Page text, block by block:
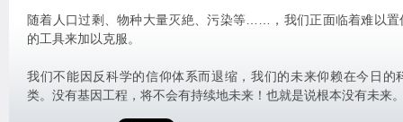
随着人口过剩、物种大量灭絶、污染等……，我们正面临着难以置
的工具来加以克服。
我们不能因反科学的信仰体系而退缩，我们的未来仰赖在今日的
类。没有基因工程，将不会有持续地未来！也就是说根本没有未来